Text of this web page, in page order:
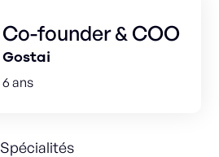
Co-founder & COO
Gostai
6 ans
Spécialités